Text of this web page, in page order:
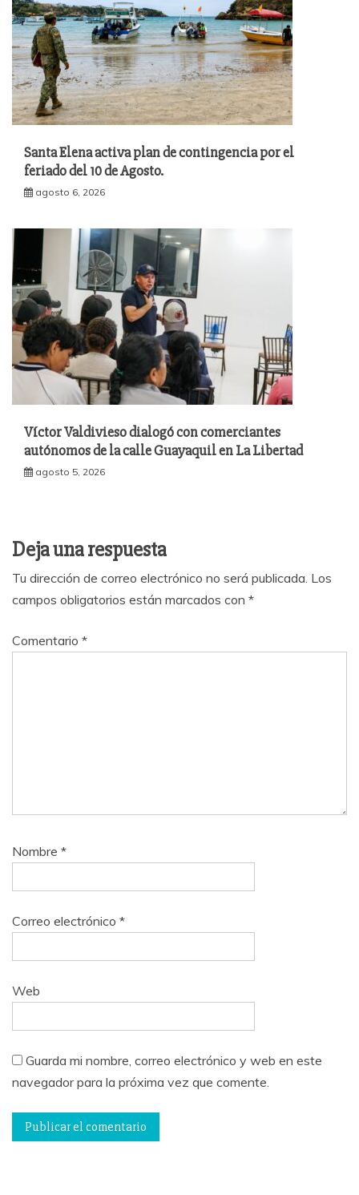
Santa Elena activa plan de contingencia por el
feriado del 10 de Agosto.
agosto 6, 2026
Víctor Valdivieso dialogó con comerciantes
autónomos de la calle Guayaquil en La Libertad
agosto 5, 2026
Deja una respuesta
Tu dirección de correo electrónico no será publicada. Los
campos obligatorios están marcados con *
Comentario *
Nombre *
Correo electrónico *
Web
Guarda mi nombre, correo electrónico y web en este
navegador para la próxima vez que comente.